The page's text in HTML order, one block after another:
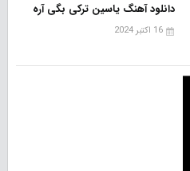
دانلود آهنگ یاسین ترکی بگی آره
16 اکتبر 2024